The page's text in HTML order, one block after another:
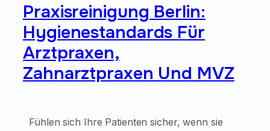
Praxisreinigung Berlin:
Hygienestandards Für
Arztpraxen,
Zahnarztpraxen Und MVZ
Fühlen sich Ihre Patienten sicher, wenn sie